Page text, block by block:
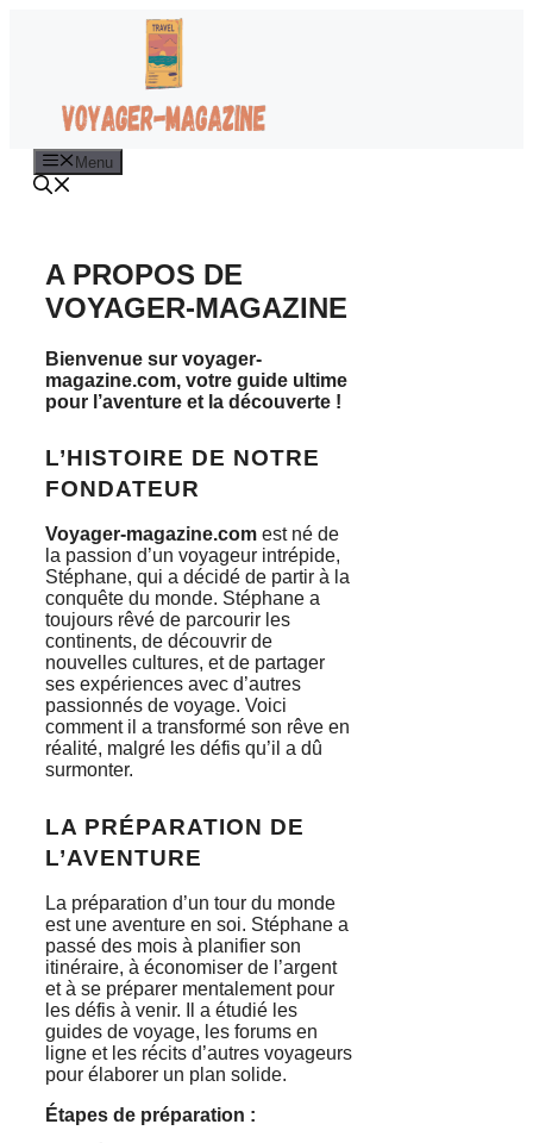
Menu
A PROPOS DE
VOYAGER-MAGAZINE
Bienvenue sur voyager-
magazine.com, votre guide ultime
pour l’aventure et la découverte !
L’HISTOIRE DE NOTRE
FONDATEUR
Voyager-magazine.com est né de
la passion d’un voyageur intrépide,
Stéphane, qui a décidé de partir à la
conquête du monde. Stéphane a
toujours rêvé de parcourir les
continents, de découvrir de
nouvelles cultures, et de partager
ses expériences avec d’autres
passionnés de voyage. Voici
comment il a transformé son rêve en
réalité, malgré les défis qu’il a dû
surmonter.
LA PRÉPARATION DE
L’AVENTURE
La préparation d’un tour du monde
est une aventure en soi. Stéphane a
passé des mois à planifier son
itinéraire, à économiser de l’argent
et à se préparer mentalement pour
les défis à venir. Il a étudié les
guides de voyage, les forums en
ligne et les récits d’autres voyageurs
pour élaborer un plan solide.
Étapes de préparation :